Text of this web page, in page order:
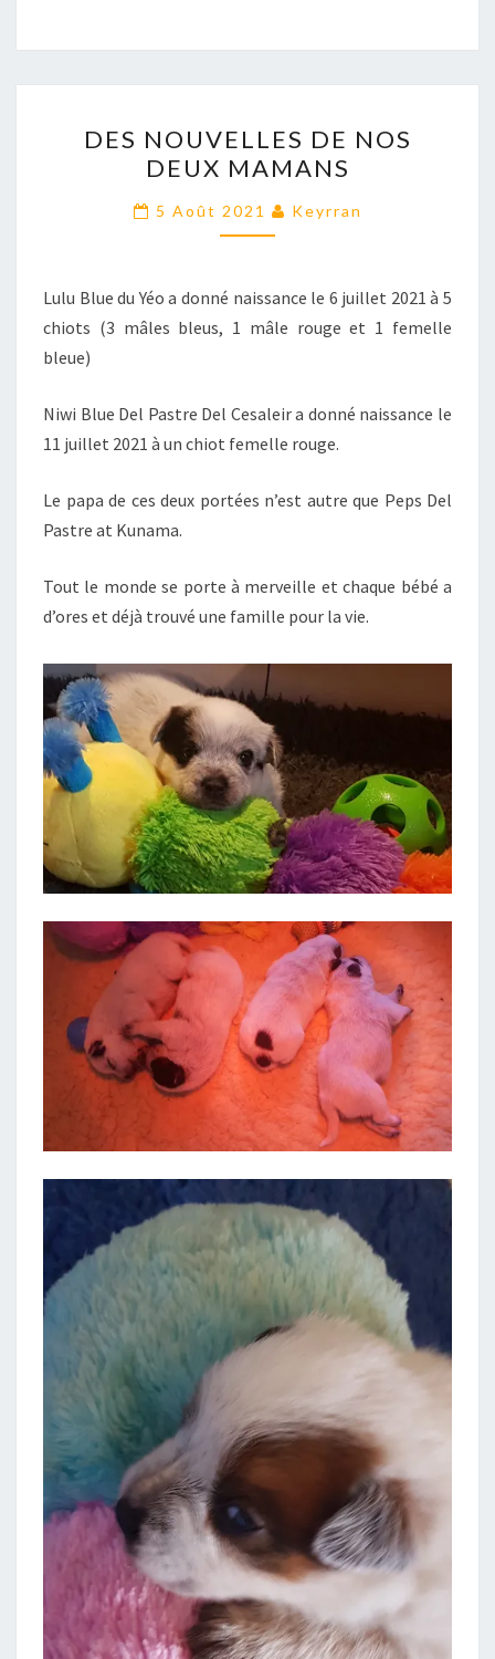
NOUVELLES
DE
NOS
DEUX
DES NOUVELLES DE NOS
DEUX MAMANS
5 Août 2021 Keyrran
Lulu Blue du Yéo a donné naissance le 6 juillet 2021 à 5
chiots (3 mâles bleus, 1 mâle rouge et 1 femelle
bleue)
Niwi Blue Del Pastre Del Cesaleir a donné naissance le
11 juillet 2021 à un chiot femelle rouge.
Le papa de ces deux portées n’est autre que Peps Del
Pastre at Kunama.
Tout le monde se porte à merveille et chaque bébé a
d’ores et déjà trouvé une famille pour la vie.